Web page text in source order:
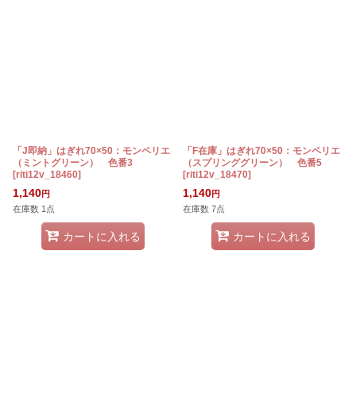
「J即納」はぎれ70×50：モンペリエ
（ミントグリーン） 色番3
[riti12v_18460]
1,140円
在庫数 1点
カートに入れる
「F在庫」はぎれ70×50：モンペリエ
（スプリンググリーン） 色番5
[riti12v_18470]
1,140円
在庫数 7点
カートに入れる